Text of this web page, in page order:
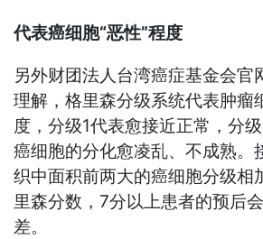
代表癌细胞“恶性”程度
另外财团法人台湾癌症基金会官
理解，格里森分级系统代表肿瘤
度，分级1代表愈接近正常，分
癌细胞的分化愈凌乱、不成熟。
织中面积前两大的癌细胞分级相
里森分数，7分以上患者的预后
差。